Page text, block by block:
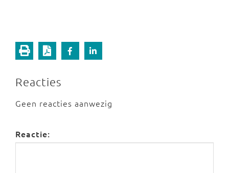
Reacties
Geen reacties aanwezig
Reactie: